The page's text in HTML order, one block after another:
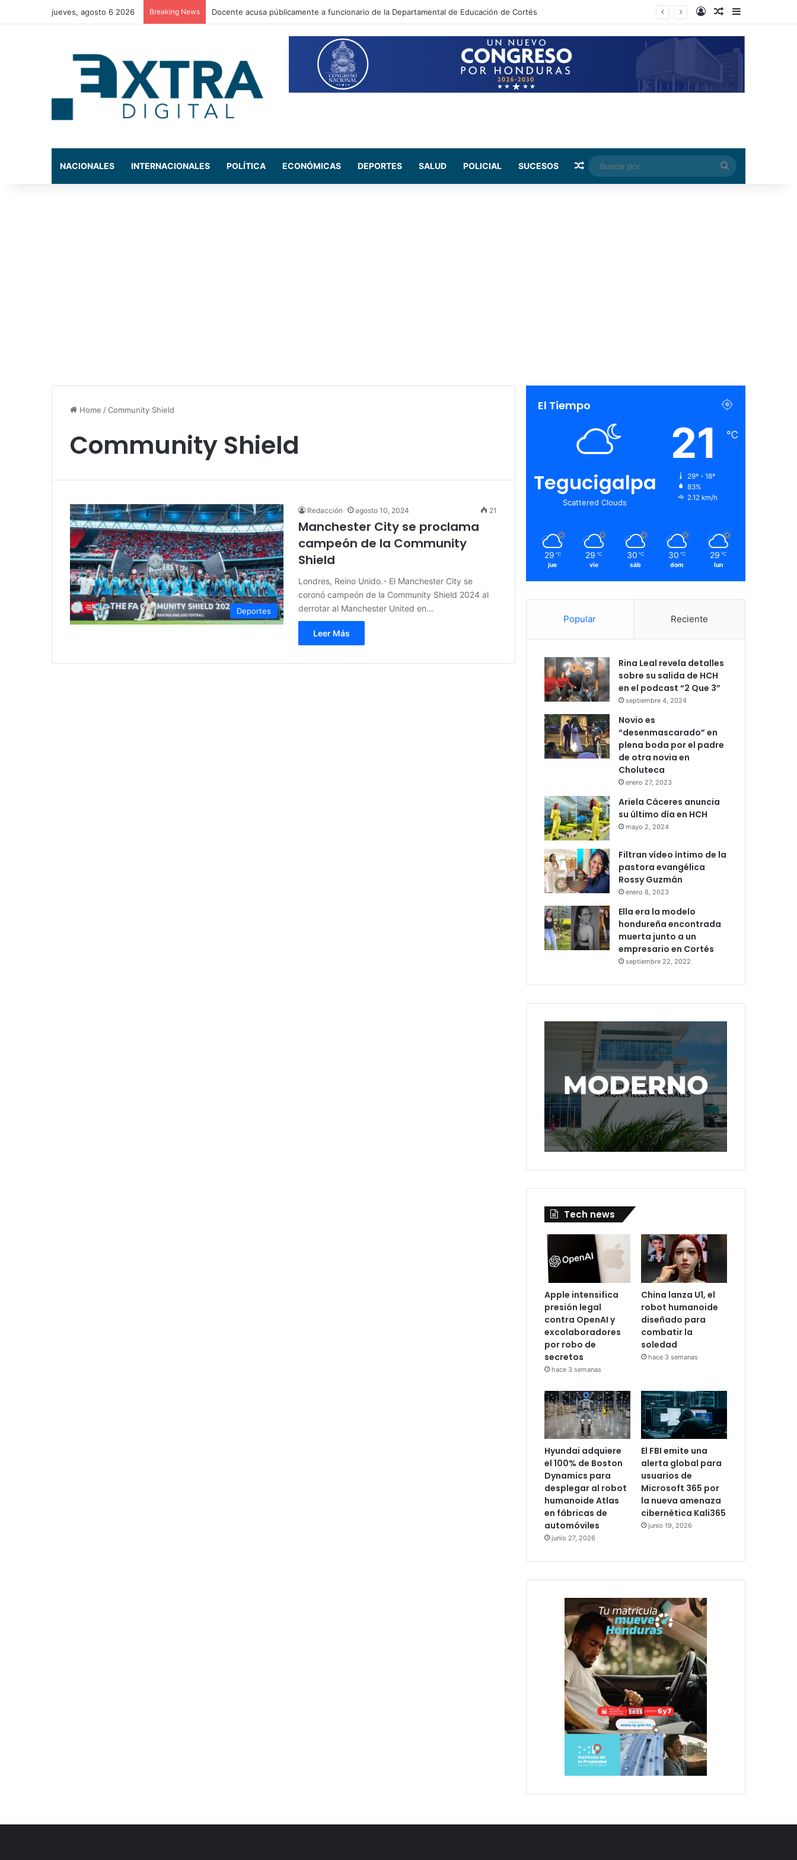
jueves, agosto 6 2026 Breaking News La exdiputada Maribel Espinoza arremete contra el expresidente Juan Orlando Hernández Log InRandom Article
NACIONALES INTERNACIONALES POLÍTICA ECONÓMICAS DEPORTES SALUD POLICIAL SUCESOS Random Article
Buscar
por
Home /Community Shield
Community Shield
Deportes
Redacción agosto 10, 2024 21
Manchester City se proclama
campeón de la Community
Shield
Londres, Reino Unido.- El Manchester City se
coronó campeón de la Community Shield 2024 al
derrotar al Manchester United en…
Leer Más
El Tiempo
Tegucigalpa
Scattered Clouds
21 ℃
29º - 18º
83%
2.12 km/h
29 ℃
jue
29 ℃
vie
30 ℃
sáb
30 ℃
dom
29 ℃
lun
Popular Reciente
Rina Leal revela detalles
sobre su salida de HCH
en el podcast “2 Que 3”
septiembre 4, 2024
Novio es
“desenmascarado” en
plena boda por el padre
de otra novia en
Choluteca
enero 27, 2023
Ariela Cáceres anuncia
su último día en HCH
mayo 2, 2024
Filtran vídeo íntimo de la
pastora evangélica
Rossy Guzmán
enero 8, 2023
Ella era la modelo
hondureña encontrada
muerta junto a un
empresario en Cortés
septiembre 22, 2022
Tech news
Apple intensifica
presión legal
contra OpenAI y
excolaboradores
por robo de
secretos
hace 3 semanas
China lanza U1, el
robot humanoide
diseñado para
combatir la
soledad
hace 3 semanas
Hyundai adquiere
el 100% de Boston
Dynamics para
desplegar al robot
humanoide Atlas
en fábricas de
automóviles
junio 27, 2026
El FBI emite una
alerta global para
usuarios de
Microsoft 365 por
la nueva amenaza
cibernética Kali365
junio 19, 2026